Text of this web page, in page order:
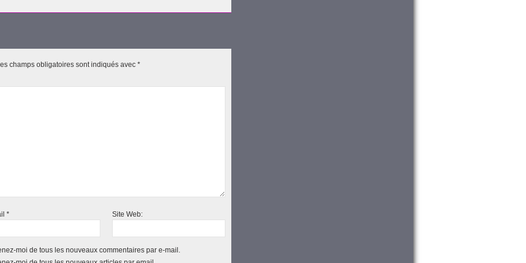
champs obligatoires sont indiqués avec *
* Site Web:
moi de tous les nouveaux commentaires par e-mail.